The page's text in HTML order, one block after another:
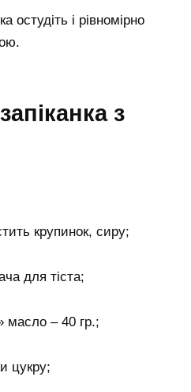
остудіть і рівномірно
з
крупинок, сиру;
для тіста;
масло – 40 гр.;
цукру;